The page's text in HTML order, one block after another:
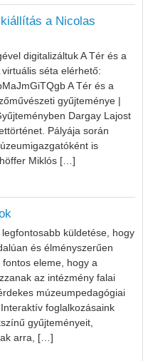
a Nicolas
digitalizáltuk A Tér és a
séta elérhető:
A Tér és a
gyűjteménye |
Dargay Lajost
Pályája során
is
Miklós […]
kiállítás a Nicolas Schöffer
küldetése, hogy
és élményszerűen
eleme, hogy a
az intézmény falai
múzeumpedagógiai
foglalkozásaink
gyűjteményeit,
arra, […]